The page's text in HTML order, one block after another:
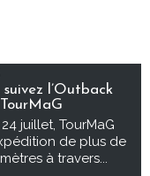
l’Outback
juillet, TourMaG
de plus de
à travers...